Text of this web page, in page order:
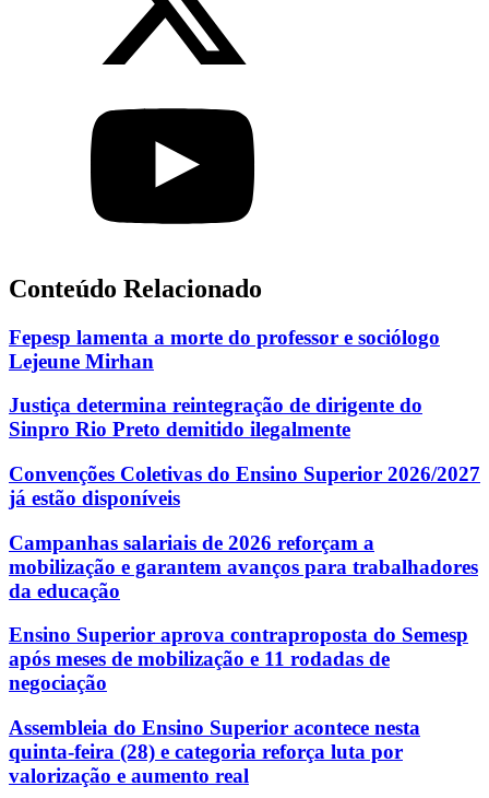
Conteúdo Relacionado
Fepesp lamenta a morte do professor e sociólogo
Lejeune Mirhan
Justiça determina reintegração de dirigente do
Sinpro Rio Preto demitido ilegalmente
Convenções Coletivas do Ensino Superior 2026/2027
já estão disponíveis
Campanhas salariais de 2026 reforçam a
mobilização e garantem avanços para trabalhadores
da educação
Ensino Superior aprova contraproposta do Semesp
após meses de mobilização e 11 rodadas de
negociação
Assembleia do Ensino Superior acontece nesta
quinta-feira (28) e categoria reforça luta por
valorização e aumento real